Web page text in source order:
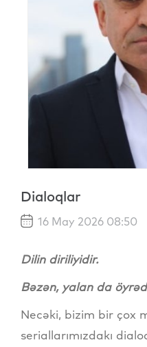
Dialoqlar
16 May 2026 08:50
Dilin diriliyidir.
Bəzən, yalan da
Necəki, bizim bir çox
seriallarımızdakı